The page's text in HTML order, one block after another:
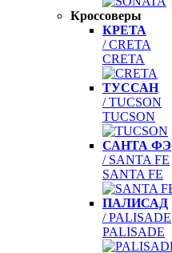
Кроссоверы
КРЕТА
/ CRETA
CRETA
ТУССАН
/ TUCSON
TUCSON
САНТА ФЭ
/ SANTA FE
SANTA FE
ПАЛИСАД
/ PALISADE
PALISADE